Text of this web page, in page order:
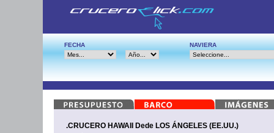
FECHA NAVIERA
.CRUCERO HAWAII Dede LOS ÁNGELES (EE.UU.)